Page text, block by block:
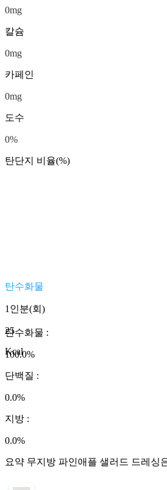
0mg
칼슘
0mg
카페인
0mg
도수
0%
탄단지 비율(%)
탄수화물
1인분(회)
25
Kcal
탄수화물 :
100.0%
단백질 :
0.0%
지방 :
0.0%
요약 무지방 파인애플 샐러드 드레싱